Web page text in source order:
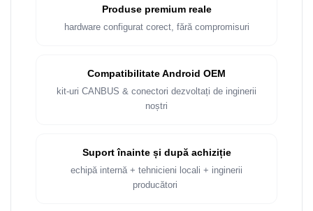
Rame adaptoare Dacia
Rame adaptoare BMW
Rame adaptoare Volvo
Produse premium reale
hardware configurat corect, fără compromisuri
Compatibilitate Android OEM
kit-uri CANBUS & conectori dezvoltați de inginerii
noștri
Suport înainte și după achiziție
echipă internă + tehnicieni locali + inginerii
producători